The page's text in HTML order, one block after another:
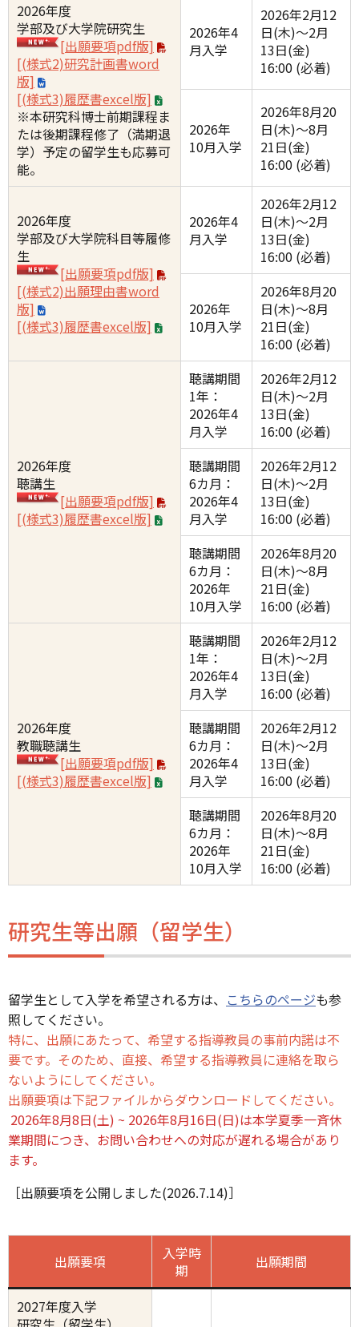
2026年度
学部及び大学院研究生
[出願要項pdf版]
[(様式2)研究計画書word
版]
[(様式3)履歴書excel版]
※本研究科博士前期課程ま
たは後期課程修了（満期退
学）予定の留学生も応募可
能。
2026年4
月入学
2026年2月12
日(木)〜2月
13日(金)
16:00 (必着)
2026年
10月入学
2026年8月20
日(木)〜8月
21日(金)
16:00 (必着)
2026年度
学部及び大学院科目等履修
生
[出願要項pdf版]
[(様式2)出願理由書word
版]
[(様式3)履歴書excel版]
2026年4
月入学
2026年2月12
日(木)〜2月
13日(金)
16:00 (必着)
2026年
10月入学
2026年8月20
日(木)〜8月
21日(金)
16:00 (必着)
2026年度
聴講生
[出願要項pdf版]
[(様式3)履歴書excel版]
聴講期間
1年：
2026年4
月入学
2026年2月12
日(木)〜2月
13日(金)
16:00 (必着)
聴講期間
6カ月：
2026年4
月入学
2026年2月12
日(木)〜2月
13日(金)
16:00 (必着)
聴講期間
6カ月：
2026年
10月入学
2026年8月20
日(木)〜8月
21日(金)
16:00 (必着)
2026年度
教職聴講生
[出願要項pdf版]
[(様式3)履歴書excel版]
聴講期間
1年：
2026年4
月入学
2026年2月12
日(木)〜2月
13日(金)
16:00 (必着)
聴講期間
6カ月：
2026年4
月入学
2026年2月12
日(木)〜2月
13日(金)
16:00 (必着)
聴講期間
6カ月：
2026年
10月入学
2026年8月20
日(木)〜8月
21日(金)
16:00 (必着)
研究生等出願（留学生）
留学生として入学を希望される方は、 こちらのページも参
照してください。
特に、出願にあたって、希望する指導教員の事前内諾は不
要です。そのため、直接、希望する指導教員に連絡を取ら
ないようにしてください。
出願要項は下記ファイルからダウンロードしてください。
2026年8月8日(土) ~ 2026年8月16日(日)は本学夏季一斉休
業期間につき、お問い合わせへの対応が遅れる場合があり
ます。
［出願要項を公開しました(2026.7.14)］
出願要項
入学時
期
出願期間
2027年度入学